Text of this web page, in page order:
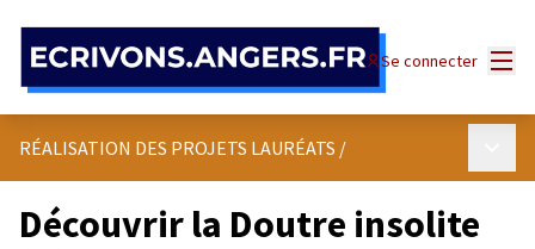
Se connecter
RÉALISATION DES PROJETS LAURÉATS /
Découvrir la Doutre insolite